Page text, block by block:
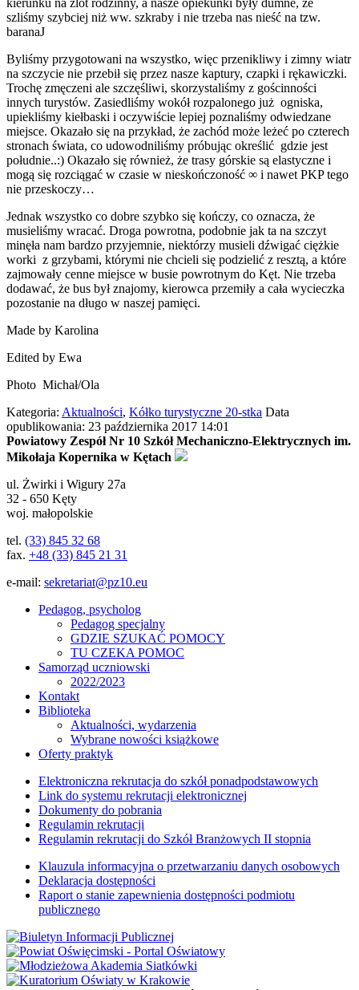
szliśmy szybciej niż ww. szkraby i nie trzeba nas nieść na tzw.
baranaJ
Byliśmy przygotowani na wszystko, więc przenikliwy i zimny wiatr
na szczycie nie przebił się przez nasze kaptury, czapki i rękawiczki.
Trochę zmęczeni ale szczęśliwi, skorzystaliśmy z gościnności
innych turystów. Zasiedliśmy wokół rozpalonego już ogniska,
upiekliśmy kiełbaski i oczywiście lepiej poznaliśmy odwiedzane
miejsce. Okazało się na przykład, że zachód może leżeć po czterech
stronach świata, co udowodniliśmy próbując określić gdzie jest
południe..:) Okazało się również, że trasy górskie są elastyczne i
mogą się rozciągać w czasie w nieskończoność ∞ i nawet PKP tego
nie przeskoczy…
Jednak wszystko co dobre szybko się kończy, co oznacza, że
musieliśmy wracać. Droga powrotna, podobnie jak ta na szczyt
minęła nam bardzo przyjemnie, niektórzy musieli dźwigać ciężkie
worki z grzybami, którymi nie chcieli się podzielić z resztą, a które
zajmowały cenne miejsce w busie powrotnym do Kęt. Nie trzeba
dodawać, że bus był znajomy, kierowca przemiły a cała wycieczka
pozostanie na długo w naszej pamięci.
Made by Karolina
Edited by Ewa
Photo Michał/Ola
Kategoria: Aktualności, Kółko turystyczne 20-stka Data
opublikowania: 23 października 2017 14:01
Powiatowy Zespół Nr 10 Szkół Mechaniczno-Elektrycznych im.
Mikołaja Kopernika w Kętach
ul. Żwirki i Wigury 27a
32 - 650 Kęty
woj. małopolskie
tel. (33) 845 32 68
fax. +48 (33) 845 21 31
e-mail: sekretariat@pz10.eu
Pedagog, psycholog
Pedagog specjalny
GDZIE SZUKAĆ POMOCY
TU CZEKA POMOC
Samorząd uczniowski
2022/2023
Kontakt
Biblioteka
Aktualności, wydarzenia
Wybrane nowości książkowe
Oferty praktyk
Elektroniczna rekrutacja do szkół ponadpodstawowych
Link do systemu rekrutacji elektronicznej
Dokumenty do pobrania
Regulamin rekrutacji
Regulamin rekrutacji do Szkół Branżowych II stopnia
Klauzula informacyjna o przetwarzaniu danych osobowych
Deklaracja dostępności
Raport o stanie zapewnienia dostępności podmiotu
publicznego